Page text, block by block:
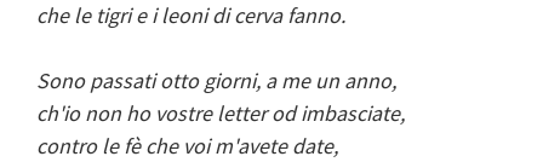
che le tigri e i leoni di cerva fanno.
Sono passati otto giorni, a me un anno,
ch'io non ho vostre letter od imbasciate,
contro le fè che voi m'avete date,